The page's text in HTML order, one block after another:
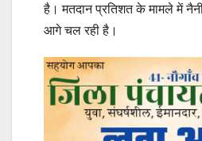
है। मतदान प्रतिशत के मामले में
आगे चल रही है।